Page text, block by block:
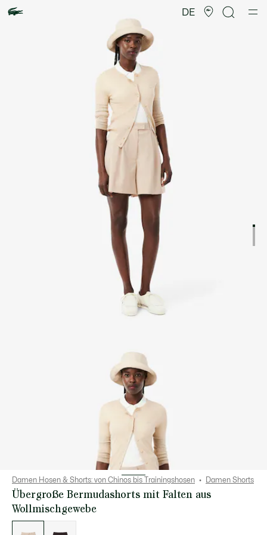
DE
Damen Hosen & Shorts: von Chinos bis Trainingshosen Damen Shorts
Übergroße Bermudashorts mit Falten aus
Wollmischgewebe